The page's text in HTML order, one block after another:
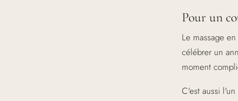
Pour un
Le massage
célébrer un
moment
C'est aussi